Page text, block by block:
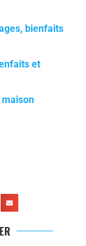
bienfaits
et